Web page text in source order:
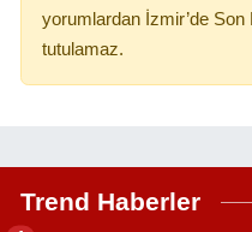
yorumlardan İzmir’de
tutulamaz.
Trend Haberler